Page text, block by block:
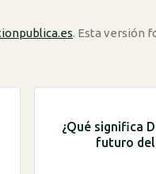
. Esta versión
¿Qué significa
futuro del